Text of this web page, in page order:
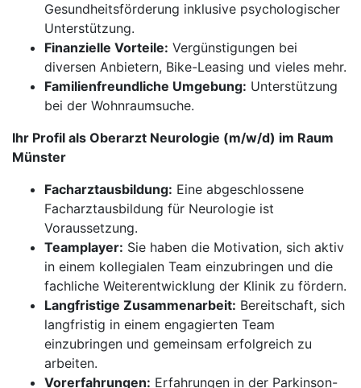
Gesundheitsförderung inklusive psychologischer
Unterstützung.
Finanzielle Vorteile: Vergünstigungen bei
diversen Anbietern, Bike-Leasing und vieles mehr.
Familienfreundliche Umgebung: Unterstützung
bei der Wohnraumsuche.
Ihr Profil als Oberarzt Neurologie (m/w/d) im Raum
Münster
Facharztausbildung: Eine abgeschlossene
Facharztausbildung für Neurologie ist
Voraussetzung.
Teamplayer: Sie haben die Motivation, sich aktiv
in einem kollegialen Team einzubringen und die
fachliche Weiterentwicklung der Klinik zu fördern.
Langfristige Zusammenarbeit: Bereitschaft, sich
langfristig in einem engagierten Team
einzubringen und gemeinsam erfolgreich zu
arbeiten.
Vorerfahrungen: Erfahrungen in der Parkinson-